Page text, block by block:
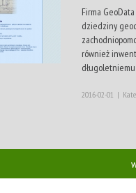
Firma
dziedziny
również
2016-02-01 |